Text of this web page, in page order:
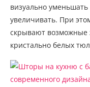
визуально
увеличивать. При
скрывают возможные
кристально белых